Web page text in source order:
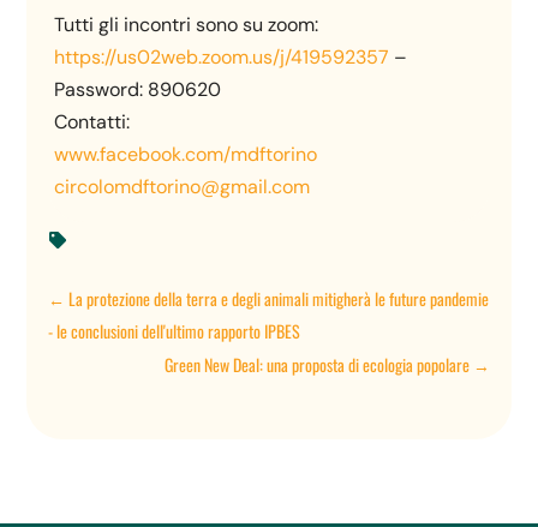
Tutti gli incontri sono su zoom:
https://us02web.zoom.us/j/419592357 –
Password: 890620
Contatti:
www.facebook.com/mdftorino
circolomdftorino@gmail.com

←La protezione della terra e degli animali mitigherà le future pandemie
- le conclusioni dell'ultimo rapporto IPBES
Green New Deal: una proposta di ecologia popolare→